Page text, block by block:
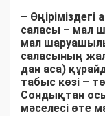
–
саласы – мал
мал
саласының
дан аса)
табыс көзі –
Сондықтан
мәселесі өте